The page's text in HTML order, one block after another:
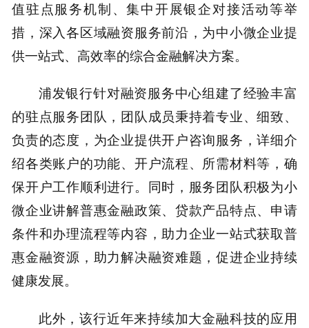
值驻点服务机制、集中开展银企对接活动等举
措，深入各区域融资服务前沿，为中小微企业提
供一站式、高效率的综合金融解决方案。
浦发银行针对融资服务中心组建了经验丰富
的驻点服务团队，团队成员秉持着专业、细致、
负责的态度，为企业提供开户咨询服务，详细介
绍各类账户的功能、开户流程、所需材料等，确
保开户工作顺利进行。同时，服务团队积极为小
微企业讲解普惠金融政策、贷款产品特点、申请
条件和办理流程等内容，助力企业一站式获取普
惠金融资源，助力解决融资难题，促进企业持续
健康发展。
此外，该行近年来持续加大金融科技的应用